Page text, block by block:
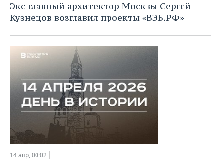
Экс главный архитектор Москвы Сергей
Кузнецов возглавил проекты «ВЭБ.РФ»
14 апр, 00:02